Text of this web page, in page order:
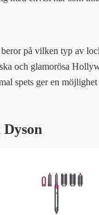
på vilken typ av
och glamorösa
spets ger en